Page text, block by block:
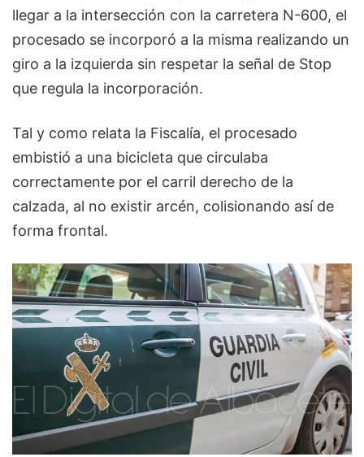
llegar a la intersección con la carretera N-600, el
procesado se incorporó a la misma realizando un
giro a la izquierda sin respetar la señal de Stop
que regula la incorporación.
Tal y como relata la Fiscalía, el procesado
embistió a una bicicleta que circulaba
correctamente por el carril derecho de la
calzada, al no existir arcén, colisionando así de
forma frontal.